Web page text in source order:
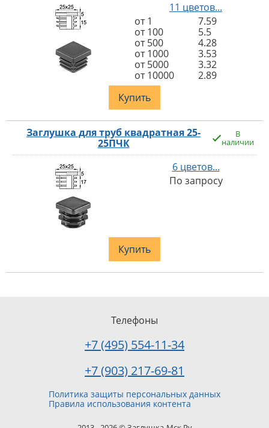
11 цветов...
от 1
7.59
от 100
5.5
от 500
4.28
от 1000
3.53
от 5000
3.32
от 10000
2.89
Купить
Заглушка для труб квадратная 25-
25ПЧК
В
наличии
6 цветов...
По запросу
Купить
Политика защиты персональных данных
Правила использования контента
Телефоны
+7 (495) 554-11-34
+7 (903) 217-69-81